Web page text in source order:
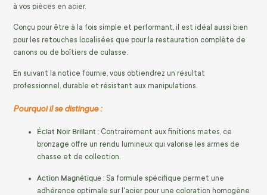
à vos pièces en acier.
Conçu pour être à la fois simple et performant, il est idéal aussi bien
pour les retouches localisées que pour la restauration complète de
canons ou de boîtiers de culasse.
En suivant la notice fournie, vous obtiendrez un résultat
professionnel, durable et résistant aux manipulations.
Pourquoi il se distingue :
Éclat Noir Brillant : Contrairement aux finitions mates, ce
bronzage offre un rendu lumineux qui valorise les armes de
chasse et de collection.
Action Magnétique : Sa formule spécifique permet une
adhérence optimale sur l'acier pour une coloration homogène